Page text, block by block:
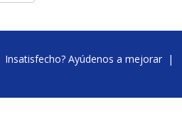
Insatisfecho? Ayúdenos a mejorar|